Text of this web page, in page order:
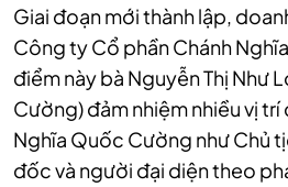
Giai đoạn mới thành lập,
Công ty Cổ phần Chánh
điểm này bà Nguyễn Thị Như
Cường) đảm nhiệm nhiều vị
Nghĩa Quốc Cường như Chủ
đốc và người đại diện theo